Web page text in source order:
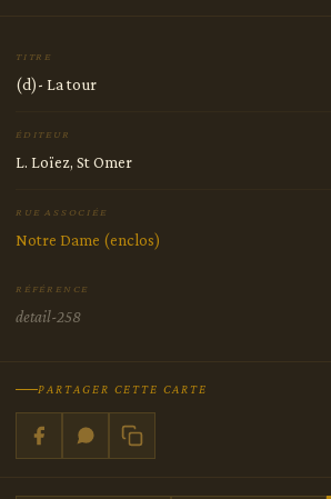
TITRE
(d)- La tour
ÉDITEUR
L. Loïez, St Omer
RUE ASSOCIÉE
Notre Dame (enclos)
RÉFÉRENCE
detail-258
PARTAGER CETTE CARTE